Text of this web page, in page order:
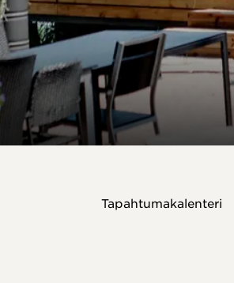
Tapahtumakalenteri